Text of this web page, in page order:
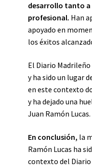
desarrollo tanto a
profesional. Han
apoyado en
los éxitos
El Diario
y ha sido un lugar
en este contexto
y ha dejado una
Juan Ramón Lucas.
En conclusión, la
Ramón Lucas ha
contexto del Diario